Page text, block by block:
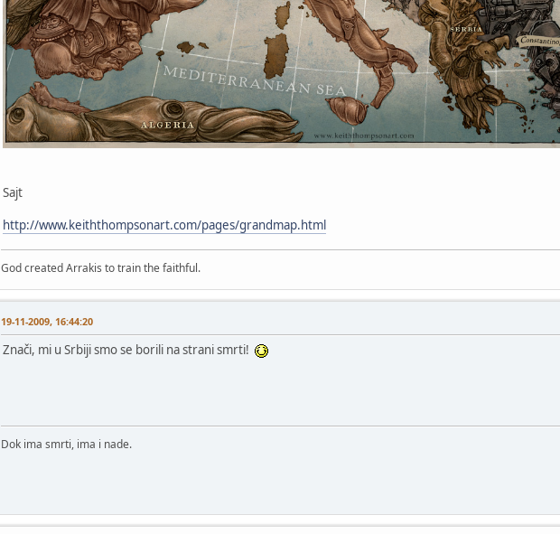
Sajt
http://www.keiththompsonart.com/pages/grandmap.html
God created Arrakis to train the faithful.
19-11-2009, 16:44:20
Znači, mi u Srbiji smo se borili na strani smrti!
Dok ima smrti, ima i nade.